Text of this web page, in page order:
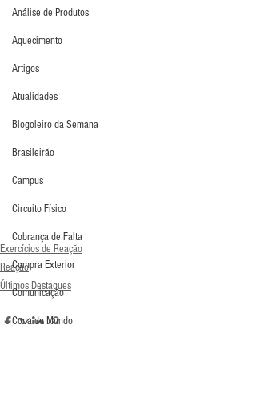
Análise de Produtos
Aquecimento
Artigos
Atualidades
Blogoleiro da Semana
Brasileirão
Campus
Circuito Físico
Cobrança de Falta
Compra Exterior
Comunicação
Copa do Mundo
Exercícios de Reação
Reação
Últimos Destaques